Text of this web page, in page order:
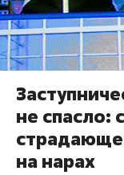
не спасло:
на нарах